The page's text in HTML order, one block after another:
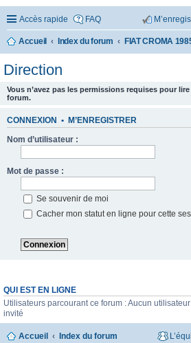
Accès rapide FAQ
Accueil Index du forum
Direction
Vous n’avez pas les permissions requises pour
forum.
CONNEXION • M’ENREGISTRER
Nom d’utilisateur :
Mot de passe :
Se souvenir de moi
Cacher mon statut en ligne pour cette
QUI EST EN LIGNE
Utilisateurs parcourant ce forum : Aucun
invité
Accueil Index du forum